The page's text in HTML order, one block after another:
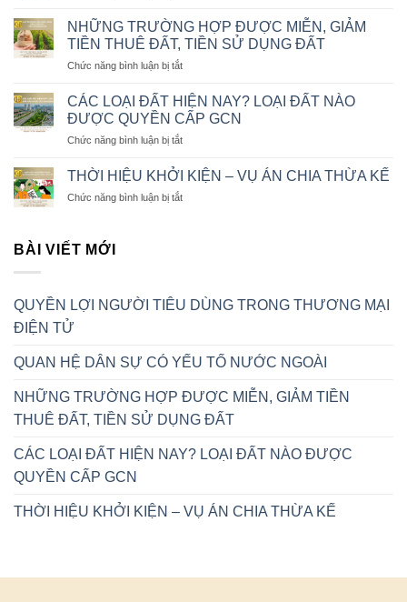
TRONG
THƯƠNG
ĐIỆN
HỆ
DÂN
SỰ
CÓ
TỐ
NƯỚC
NHỮNG TRƯỜNG HỢP ĐƯỢC MIỄN, GIẢM
TIỀN THUÊ ĐẤT, TIỀN SỬ DỤNG ĐẤT
Chức năng bình luận bị tắtở
TRƯỜNG
HỢP
ĐƯỢC
MIỄN,
TIỀN
ĐẤT,
CÁC LOẠI ĐẤT HIỆN NAY? LOẠI ĐẤT NÀO
ĐƯỢC QUYỀN CẤP GCN
Chức năng bình luận bị tắtở
LOẠI
HIỆN
CẤP
THỜI HIỆU KHỞI KIỆN – VỤ ÁN CHIA THỪA KẾ
Chức năng bình luận bị tắtở
ÁN
BÀI VIẾT MỚI
QUYỀN LỢI NGƯỜI TIÊU DÙNG TRONG THƯƠNG MẠI
ĐIỆN TỬ
QUAN HỆ DÂN SỰ CÓ YẾU TỐ NƯỚC NGOÀI
NHỮNG TRƯỜNG HỢP ĐƯỢC MIỄN, GIẢM TIỀN
THUÊ ĐẤT, TIỀN SỬ DỤNG ĐẤT
CÁC LOẠI ĐẤT HIỆN NAY? LOẠI ĐẤT NÀO ĐƯỢC
QUYỀN CẤP GCN
THỜI HIỆU KHỞI KIỆN – VỤ ÁN CHIA THỪA KẾ